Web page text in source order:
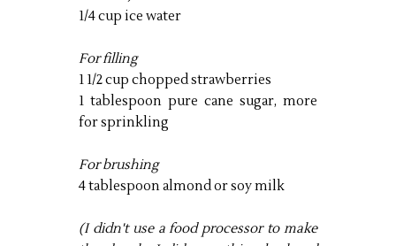
1/4 cup ice water
For filling
1 1/2 cup chopped strawberries
1 tablespoon pure cane sugar, more
for sprinkling
For brushing
4 tablespoon almond or soy milk
(I didn't use a food processor to make